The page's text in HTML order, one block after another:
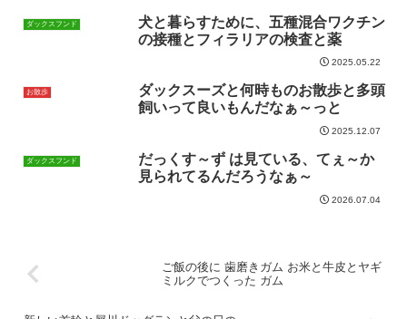
ダックスフンド
犬と暮らすために、五種混合ワクチン
の接種とフィラリアの検査と薬
2025.05.22
お散歩
ダックスーズと何時ものお散歩と多頭
飼いって良いもんだなぁ～っと
2025.12.07
ダックスフンド
だっくす～ず は見ている、てぇ～か
見られてるんだろうなぁ～
2026.07.04
ご飯の後に 歯磨きガム お米と牛皮とヤギ
ミルクでつくった ガム